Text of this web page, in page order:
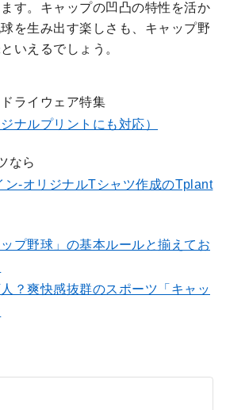
す。キャップの凹凸の特性を活か
を生み出す楽しさも、キャップ野
いえるでしょう。
ライウェア特集
ナルプリントにも対応）
なら
ン-オリジナルTシャツ作成のTplant
プ野球」の基本ルールと揃えてお
？爽快感抜群のスポーツ「キャッ